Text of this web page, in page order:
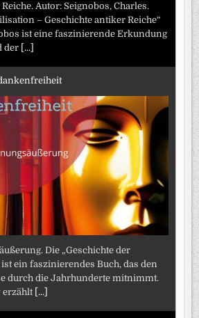
Autor: Seignobos, Charles.
– Geschichte antiker Reiche“
ist eine faszinierende Erkundung
der [...]
Die „Geschichte der
ein faszinierendes Buch, das den
durch die Jahrhunderte mitnimmt.
erzählt [...]